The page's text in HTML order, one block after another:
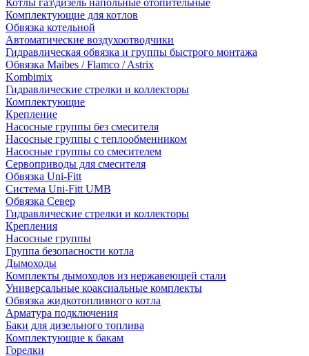
Комплектующие для котлов
Обвязка котельной
Автоматические воздухоотводчики
Гидравлическая обвязка и группы быстрого монтажа
Обвязка Maibes / Flamco / Astrix
Kombimix
Гидравлические стрелки и коллекторы
Комплектующие
Крепление
Насосные группы без смесителя
Насосные группы с теплообменником
Насосные группы со смесителем
Сервоприводы для смесителя
Обвязка Uni-Fitt
Система Uni-Fitt UMB
Обвязка Север
Гидравлические стрелки и коллекторы
Крепления
Насосные группы
Группа безопасности котла
Дымоходы
Комплекты дымоходов из нержавеющей стали
Универсальные коаксиальные комплекты
Обвязка жидкотопливного котла
Арматура подключения
Баки для дизельного топлива
Комплектующие к бакам
Горелки